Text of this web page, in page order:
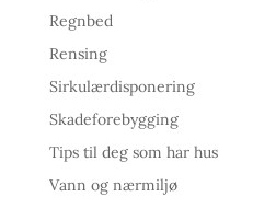
Regnbed
Rensing
Sirkulærdisponering
Skadeforebygging
Tips til deg som har hus
Vann og nærmiljø